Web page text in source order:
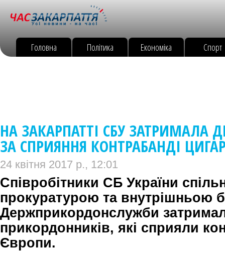
Головна Політика Економіка Спорт
НА ЗАКАРПАТТІ СБУ ЗАТРИМАЛА
ЗА СПРИЯННЯ КОНТРАБАНДІ
24 квітня 2017 р., 12:01
Співробітники СБ України
прокуратурою та внутрішньою
Держприкордонслужби
прикордонників, які сприяли
Європи.